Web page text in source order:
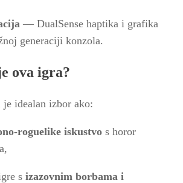
— DualSense haptika i grafika
generaciji konzola.
ova igra?
idealan izbor ako:
roguelike iskustvo s horor
s izazovnim borbama i